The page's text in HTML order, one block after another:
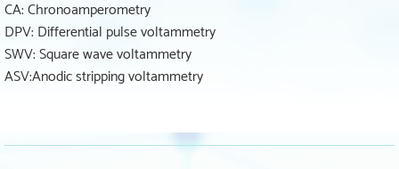
CA: Chronoamperometry
DPV: Differential pulse voltammetry
SWV: Square wave voltammetry
ASV:Anodic stripping voltammetry